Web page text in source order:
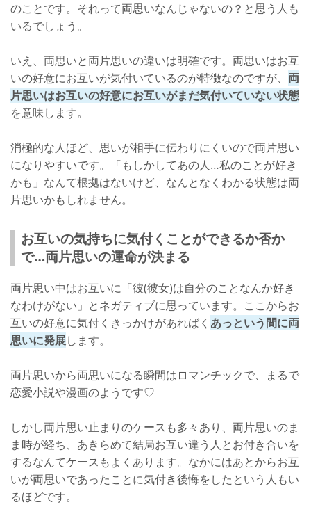
特徴11: 付き合ってはいないけどデートをしている
特徴12: 友達以上恋人未満の期間が長い
特徴13: 2人で旅行をしている
特徴14: 食事代や映画代などを出してくれる
特徴15: デートや約束がキャンセルになったときに代替案がでる
特徴16: 連絡を取り合うことが多い
両片思いの見極め方！男子の脈ありサインにも気付こう
動画でもチェック
STEP1: いつもより積極的になって、恋心を匂わせる
STEP2: 異性として接する
STEP3: 相手の反応もみる
STEP4: 第三者の意見を取り入れる
STEP5: 告白をしちゃう
注意！両片思いでなくなる…あるあるな注意点
下品なことをしまくると…ただの友達に！
体の関係は…ただのセフレに！
試しすぎは…嫌われる！
消極的になりすぎると…脈なしに！
薄い関係は…すぐに崩れる
のことです。それって両思いなんじゃないの？と思う人も
いるでしょう。
いえ、両思いと両片思いの違いは明確です。両思いはお互
いの好意にお互いが気付いているのが特徴なのですが、 両
片思いはお互いの好意にお互いがまだ気付いていない状態
を意味します。
消極的な人ほど、思いが相手に伝わりにくいので両片思い
になりやすいです。「もしかしてあの人…私のことが好き
かも」なんて根拠はないけど、なんとなくわかる状態は両
片思いかもしれません。
お互いの気持ちに気付くことができるか否か
で…両片思いの運命が決まる
両片思い中はお互いに「彼(彼女)は自分のことなんか好き
なわけがない」とネガティブに思っています。ここからお
互いの好意に気付くきっかけがあればく あっという間に両
思いに発展します。
両片思いから両思いになる瞬間はロマンチックで、まるで
恋愛小説や漫画のようです♡
しかし両片思い止まりのケースも多々あり、両片思いのま
ま時が経ち、あきらめて結局お互い違う人とお付き合いを
するなんてケースもよくあります。なかにはあとからお互
いが両思いであったことに気付き後悔をしたという人もい
るほどです。